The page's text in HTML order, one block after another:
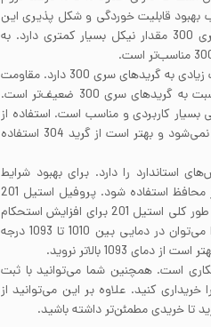
بهبود قابلیت خوردگی و شکل پذیری این
استیل شده است. استیل 201 نسبت به آلیاژهای سری 300 مقدار نیکل بسیار کمتری دارد. به
شکل پذیری پروفیل استیل 201 خوب است و شباهت زیادی به گریدهای سری 300 دارد. مقاومت
به خوردگی این آلیاژ نیز مانند سری 400 است اما نسبت به گریدهای سری 300 ضعیف‌تر است.
داخلی بسیار کاربردی و مناسب است. استفاده از
آن برای محیط‌های کلریدی و شهرهای ساحلی توصیه نمی‌شود و بهتر است از گرید 304 استفاده
روش‌های استاندارد را دارد. برای بهبود شرایط
جوشکاری توصیه می‌شود از گاز نیتروژن به عنوان کاز محافظ استفاده شود. پروفیل استیل 201
قابلیت سختکاری به کمک عملیات حرارتی را ندارد. به طور کلی استیل 201 برای افزایش استحکام
به فرآیندهای کارسرد نیاز دارد. پروفیل استیل 201 را می‌توان در دمایی بین 1010 تا 1093 درجه
1093 بالاتر نروید.
است. همچنین شما می‌توانید با ثبت
کنید. علاوه بر این می‌توانید از
تا خریدی مطمئن‌تر داشته باشید.